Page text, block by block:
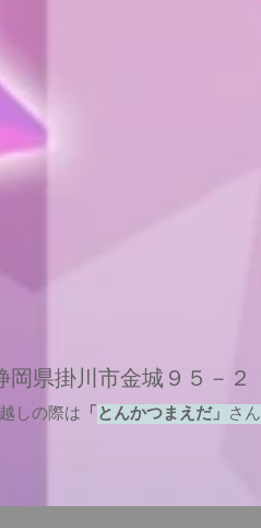
岡県掛川市金城９５－２
しの際は 「 とんかつまえだ」 さん